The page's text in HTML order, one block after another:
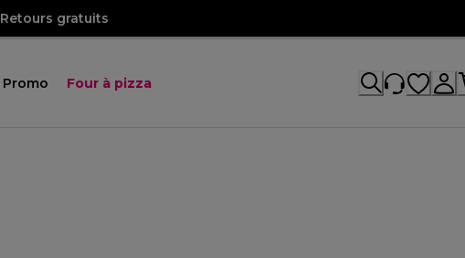
Retours gratuits
Promo Four à pizza